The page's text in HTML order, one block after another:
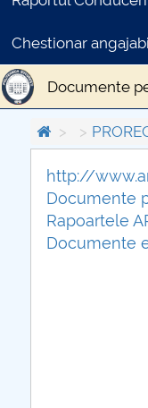
Chestionar
Documente
http://
Documente
Rapoartele
Documente